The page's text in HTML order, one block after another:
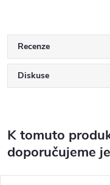
Recenze
Diskuse
K tomuto
doporučujeme